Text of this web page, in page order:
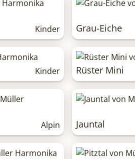
Kinder Grau-Eiche
Kinder Rüster Mini
Alpin Jauntal